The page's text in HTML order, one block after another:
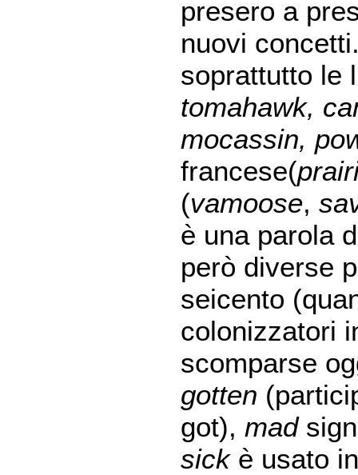
presero a
nuovi
soprattutto le
tomahawk,
mocassin,
francese(
(vamoose,
è una parola
però diverse
seicento
colonizzatori
scomparse
gotten
got), mad
sickè usato